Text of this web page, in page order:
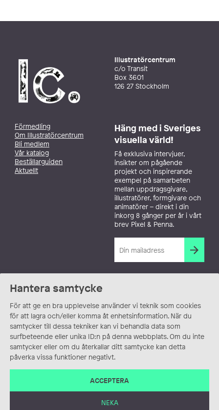
Hantera samtycke
För att ge en bra upplevelse använder vi teknik som cookies
för att lagra och/eller komma åt enhetsinformation. När du
samtycker till dessa tekniker kan vi behandla data som
surfbeteende eller unika ID:n på denna webbplats. Om du inte
samtycker eller om du återkallar ditt samtycke kan detta
påverka vissa funktioner negativt.
ACCEPTERA
NEKA
Illustratörcentrum
c/o Transit
Box 3601
126 27 Stockholm
Förmedling
Om Illustratörcentrum
Bli medlem
Vår katalog
Beställarguiden
Aktuellt
Häng med i Sveriges
visuella värld!
Få exklusiva intervjuer,
insikter om pågående
projekt och inspirerande
exempel på samarbeten
mellan uppdragsgivare,
illustratörer, formgivare och
animatörer – direkt i din
inkorg 8 gånger per år i vårt
brev Pixel & Penna.